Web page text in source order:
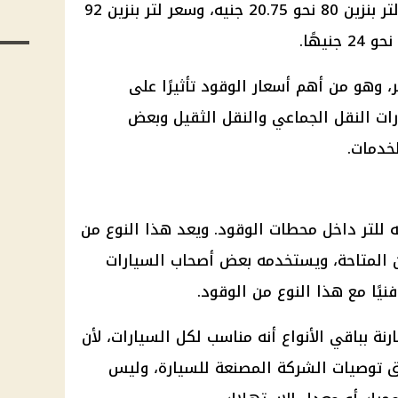
المعمول بها حاليًا، حيث يبلغ سعر لتر بنزين 80 نحو 20.75 جنيه، وسعر لتر بنزين 92
20.50 جنيه للتر، وهو من أهم أسعار الوقود تأثيرًا على
النقل الجماعي والنقل الثقيل وبعض
بنزين 80 اليوم 20.75 جنيه للتر داخل محطات الوقود. ويعد هذا النوع من
المتاحة، ويستخدمه بعض أصحاب السيارات
مع هذا النوع من الوقود.
انخفاض سعر بنزين 80 مقارنة بباقي الأنواع أنه مناسب لكل السيارات، لأن
توصيات الشركة المصنعة للسيارة، وليس